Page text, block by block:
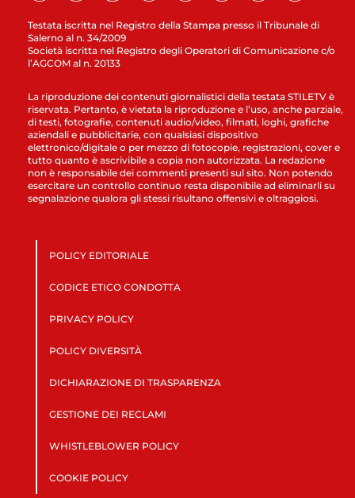
Testata iscritta nel Registro della Stampa presso il Tribunale di
Salerno al n. 34/2009
Società iscritta nel Registro degli Operatori di Comunicazione c/o
l’AGCOM al n. 20133
La riproduzione dei contenuti giornalistici della testata STILETV è
riservata. Pertanto, è vietata la riproduzione e l’uso, anche parziale,
di testi, fotografie, contenuti audio/video, filmati, loghi, grafiche
aziendali e pubblicitarie, con qualsiasi dispositivo
elettronico/digitale o per mezzo di fotocopie, registrazioni, cover e
tutto quanto è ascrivibile a copia non autorizzata. La redazione
non è responsabile dei commenti presenti sul sito. Non potendo
esercitare un controllo continuo resta disponibile ad eliminarli su
segnalazione qualora gli stessi risultano offensivi e oltraggiosi.
POLICY EDITORIALE
CODICE ETICO CONDOTTA
PRIVACY POLICY
POLICY DIVERSITÀ
DICHIARAZIONE DI TRASPARENZA
GESTIONE DEI RECLAMI
WHISTLEBLOWER POLICY
COOKIE POLICY